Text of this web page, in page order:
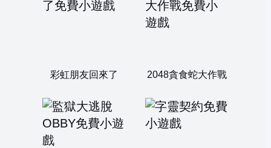
彩虹朋友回來了 2048貪食蛇大作戰